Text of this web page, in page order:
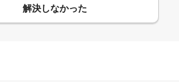
解決しなかった